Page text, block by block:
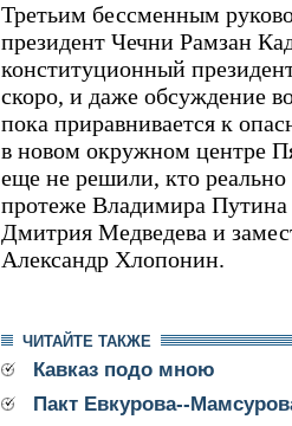
Третьим бессменным
президент Чечни Рамзан
конституционный
скоро, и даже обсуждение
пока приравнивается к
в новом окружном центре
еще не решили, кто
протеже Владимира
Дмитрия Медведева и
Александр Хлопонин.
ЧИТАЙТЕ ТАКЖЕ
Кавказ подо мною
Пакт Евкурова--